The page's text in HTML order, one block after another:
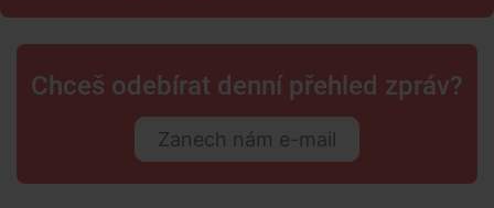
Chceš odebírat denní přehled zpráv?
Zanech nám e-mail